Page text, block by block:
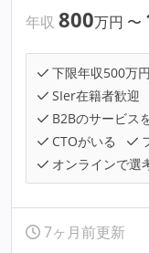
年収 800万円 〜
下限年収500万
SIer在籍者歓迎
B2Bのサービス
CTOがいる
オンラインで選
7ヶ月前更新